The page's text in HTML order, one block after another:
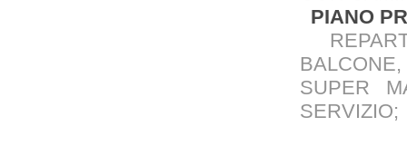
PIANO
SUPER
SERVIZIO;